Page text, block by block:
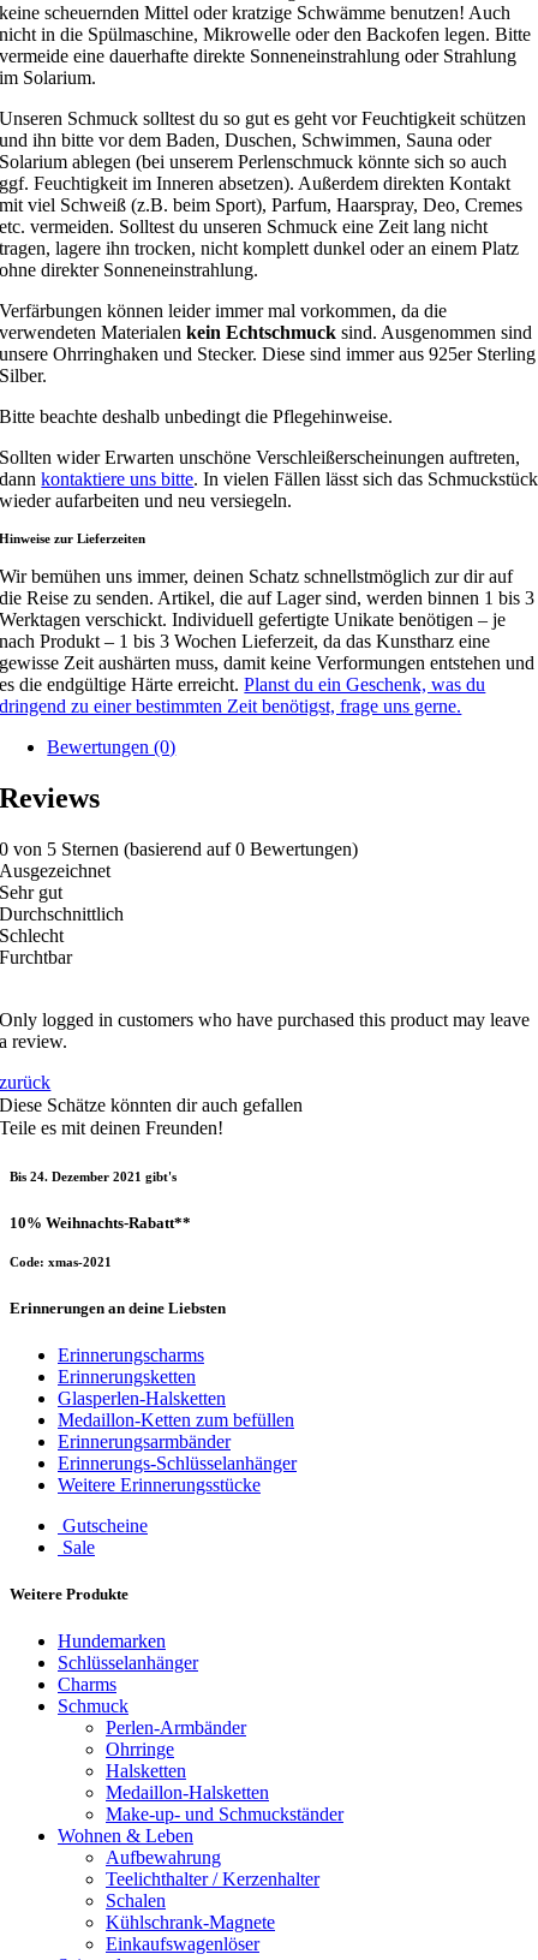
keine scheuernden Mittel oder kratzige Schwämme benutzen! Auch
nicht in die Spülmaschine, Mikrowelle oder den Backofen legen. Bitte
vermeide eine dauerhafte direkte Sonneneinstrahlung oder Strahlung
im Solarium.
Unseren Schmuck solltest du so gut es geht vor Feuchtigkeit schützen
und ihn bitte vor dem Baden, Duschen, Schwimmen, Sauna oder
Solarium ablegen (bei unserem Perlenschmuck könnte sich so auch
ggf. Feuchtigkeit im Inneren absetzen). Außerdem direkten Kontakt
mit viel Schweiß (z.B. beim Sport), Parfum, Haarspray, Deo, Cremes
etc. vermeiden. Solltest du unseren Schmuck eine Zeit lang nicht
tragen, lagere ihn trocken, nicht komplett dunkel oder an einem Platz
ohne direkter Sonneneinstrahlung.
Verfärbungen können leider immer mal vorkommen, da die
verwendeten Materialenkein Echtschmuck sind. Ausgenommen sind
unsere Ohrringhaken und Stecker. Diese sind immer aus 925er Sterling
Silber.
Bitte beachte deshalb unbedingt die Pflegehinweise.
Sollten wider Erwarten unschöne Verschleißerscheinungen auftreten,
dannkontaktiere uns bitte. In vielen Fällen lässt sich das Schmuckstück
wieder aufarbeiten und neu versiegeln.
Hinweise zur Lieferzeiten
Wir bemühen uns immer, deinen Schatz schnellstmöglich zur dir auf
die Reise zu senden. Artikel, die auf Lager sind, werden binnen 1 bis 3
Werktagen verschickt. Individuell gefertigte Unikate benötigen – je
nach Produkt – 1 bis 3 Wochen Lieferzeit, da das Kunstharz eine
gewisse Zeit aushärten muss, damit keine Verformungen entstehen und
es die endgültige Härte erreicht.Planst du ein Geschenk, was du
dringend zu einer bestimmten Zeit benötigst, frage uns gerne.
Bewertungen (0)
Reviews
0 von 5 Sternen (basierend auf 0 Bewertungen)
Ausgezeichnet
Sehr gut
Durchschnittlich
Schlecht
Furchtbar
Only logged in customers who have purchased this product may leave
a review.
zurück
Diese Schätze könnten dir auch gefallen
Teile es mit deinen Freunden!
Bis 24. Dezember 2021 gibt's
10% Weihnachts-Rabatt**
Code: xmas-2021
Erinnerungen an deine Liebsten
Erinnerungscharms
Erinnerungsketten
Glasperlen-Halsketten
Medaillon-Ketten zum befüllen
Erinnerungsarmbänder
Erinnerungs-Schlüsselanhänger
Weitere Erinnerungsstücke
Gutscheine
Sale
Weitere Produkte
Hundemarken
Schlüsselanhänger
Charms
Schmuck
Perlen-Armbänder
Ohrringe
Halsketten
Medaillon-Halsketten
Make-up- und Schmuckständer
Wohnen & Leben
Aufbewahrung
Teelichthalter / Kerzenhalter
Schalen
Kühlschrank-Magnete
Einkaufswagenlöser